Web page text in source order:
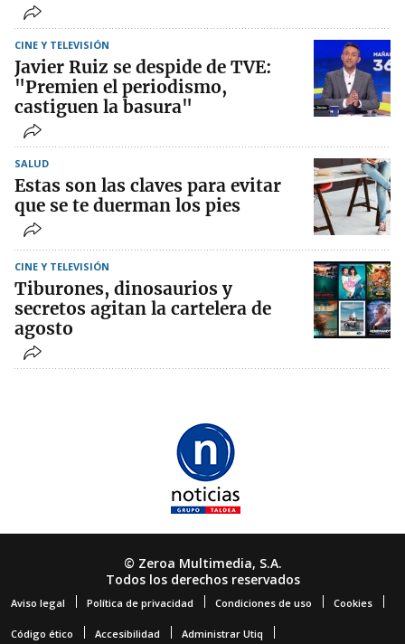
CINE Y TELEVISIÓN
Javier Ruiz se despide de TVE:
"Premien el periodismo,
castiguen la basura"
SALUD
Estas son las claves para evitar
que se te duerman los pies
CINE Y TELEVISIÓN
Tiburones, dinosaurios y
secretos agitan la cartelera de
agosto
© Zeroa Multimedia, S.A.
Todos los derechos reservados
Aviso legal Política de privacidad Condiciones de uso Cookies
Código ético Accesibilidad Administrar Utiq